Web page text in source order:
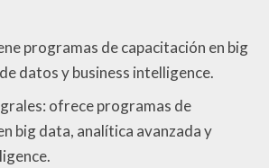
programas de capacitación en big
datos y business intelligence.
ofrece programas de
big data, analítica avanzada y